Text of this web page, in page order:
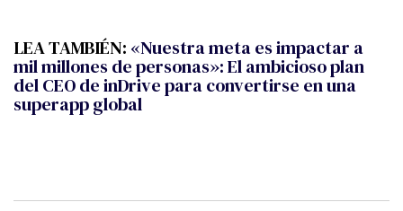
LEA TAMBIÉN: «Nuestra meta es impactar a
mil millones de personas»: El ambicioso plan
del CEO de inDrive para convertirse en una
superapp global